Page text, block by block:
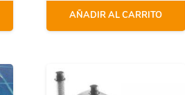
AÑADIR AL CARRITO